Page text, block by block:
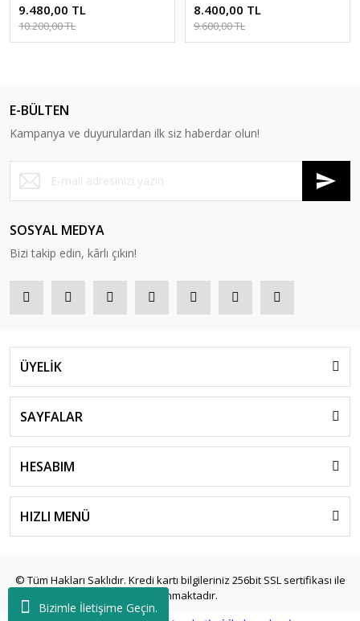
Bizimle İletişime Geçin.
Dekoratif Ayaklı Işıklı Yazı
9.480,00 TL
10.200,00 TL
Adaptörlü, Dekoratif Ayaklı
Işıklı Yazı
8.400,00 TL
9.600,00 TL
E-BÜLTEN
Kampanya ve duyurulardan ilk siz haberdar olun!
SOSYAL MEDYA
Bizi takip edin, kârlı çıkın!
ÜYELİK
SAYFALAR
HESABIM
HIZLI MENÜ
© Tüm Hakları Saklıdır. Kredi kartı bilgileriniz 256bit SSL sertifikası ile
korunmaktadır.